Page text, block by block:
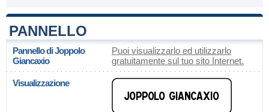
PANNELLO
Pannello di Joppolo
Giancaxio
Puoi visualizzarlo ed utilizzarlo
gratuitamente sul tuo sito Internet.
Visualizzazione